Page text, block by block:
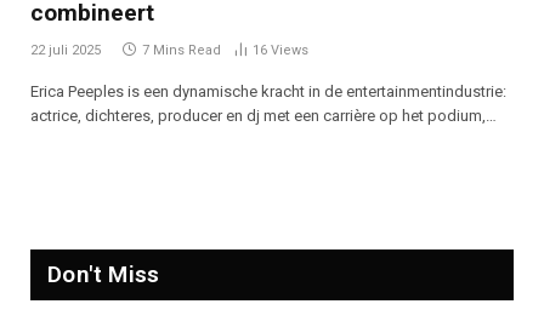
combineert
22 juli 2025 7 Mins Read 16 Views
Erica Peeples is een dynamische kracht in de entertainmentindustrie:
actrice, dichteres, producer en dj met een carrière op het podium,…
Don't Miss